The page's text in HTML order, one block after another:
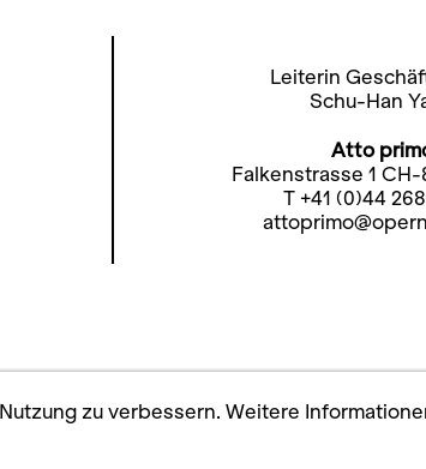
Leiterin
Schu-Han
Atto
Falkenstrasse 1
T +41 (0)44
zu verbessern. Weitere